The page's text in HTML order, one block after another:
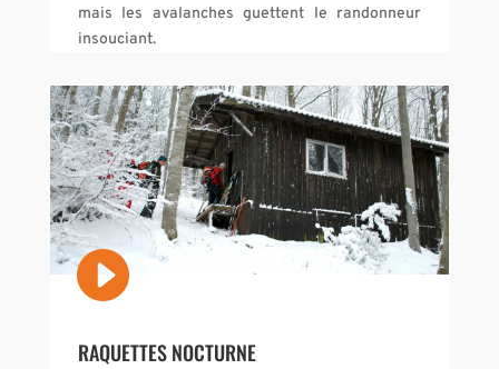
mais les avalanches guettent le randonneur
insouciant.

RAQUETTES NOCTURNE